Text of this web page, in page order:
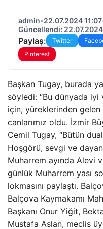
admin•22.07.2024 11:07
Güncellendi: 22.07.2024
Paylaş: Twitter
Pinterest
Başkan Tugay, burada
söyledi: “Bu dünyada
için, yüreklerinden
canlarımız oldu. İzmir
Cemil Tugay, “Bütün
Hoşgörü, sevgi ve
Muharrem ayında Alevi
günlük Muharrem yası
lokmasını paylaştı.
Balçova Kaymakamı
Başkanı Onur Yiğit,
Mustafa Aslan, meclis